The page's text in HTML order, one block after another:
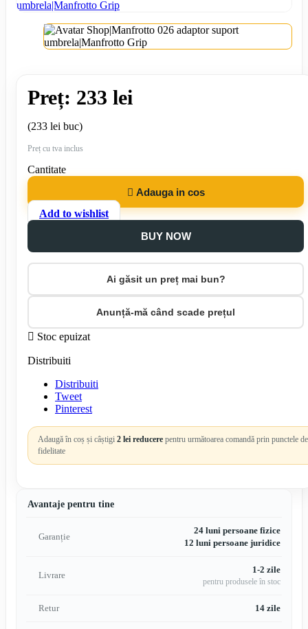
Avantaje pentru tine
Garanție
24 luni persoane fizice
12 luni persoane juridice
Livrare
1-2 zile
pentru produsele în stoc
Retur 14 zile
Preț: 233 lei
(233 lei buc)
Preț cu tva inclus
Cantitate
 Adauga in cos
Add to wishlist
BUY NOW
Ai găsit un preț mai bun?
Anunță-mă când scade prețul
 Stoc epuizat
Distribuiti
Distribuiti
Tweet
Pinterest
Adaugă în coș și câștigi 2 lei reducere pentru următoarea comandă prin punctele de
fidelitate